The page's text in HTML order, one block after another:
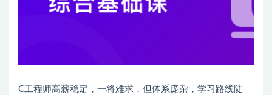
C工程师高薪稳定，一将难求，但体系庞杂，学习路线陡